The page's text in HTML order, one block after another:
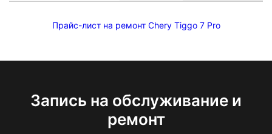
Прайс-лист на ремонт Chery Tiggo 7 Pro
Запись на обслуживание и
ремонт